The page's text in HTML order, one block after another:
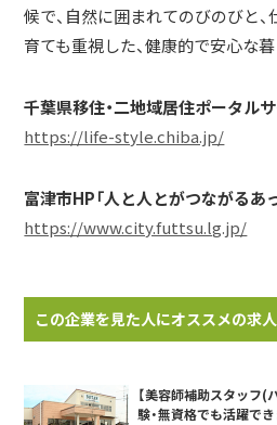
候で、自然に囲まれてのびのびと
育ても重視した、健康的で安心な
千葉県移住・二地域居住ポータル
https://life-style.chiba.jp/
富津市HP「人と人とがつながるあ
https://www.city.futtsu.lg.jp/
この企業を見た人にオススメの求人
【美容師補助スタッフ(
験・無資格でも活躍でき